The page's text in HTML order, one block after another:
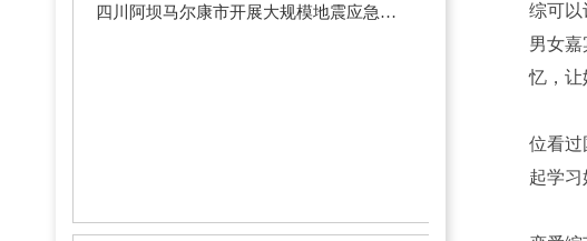
四川阿坝马尔康市开展大规模地震应急疏散演练暨地震预警系统测试
综可以
男女
忆，让
“
位看过
起学